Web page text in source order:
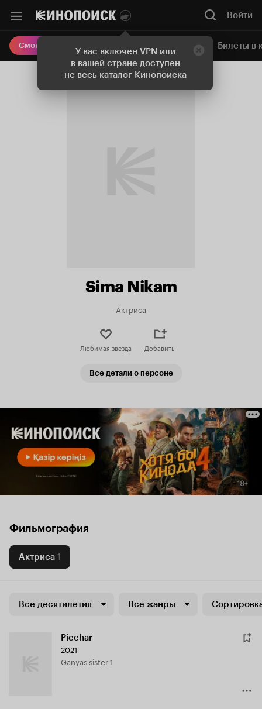
У вас включен VPN или
в вашей стране доступен
не весь каталог Кинопоиска
Войти
Смотреть кино Онлайн-кинотеатр Билеты в
Sima Nikam
Актриса
Любимая звезда Добавить
Все детали о персоне
Фильмография
Актриса 1
Все десятилетия Все жанры
Picchar
2021
Ganyas sister 1